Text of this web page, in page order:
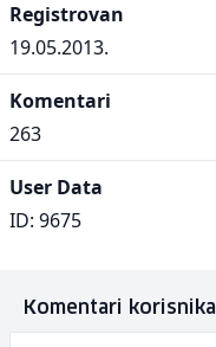
Registrovan
19.05.2013.
Komentari
263
User Data
ID: 9675
Komentari korisnika